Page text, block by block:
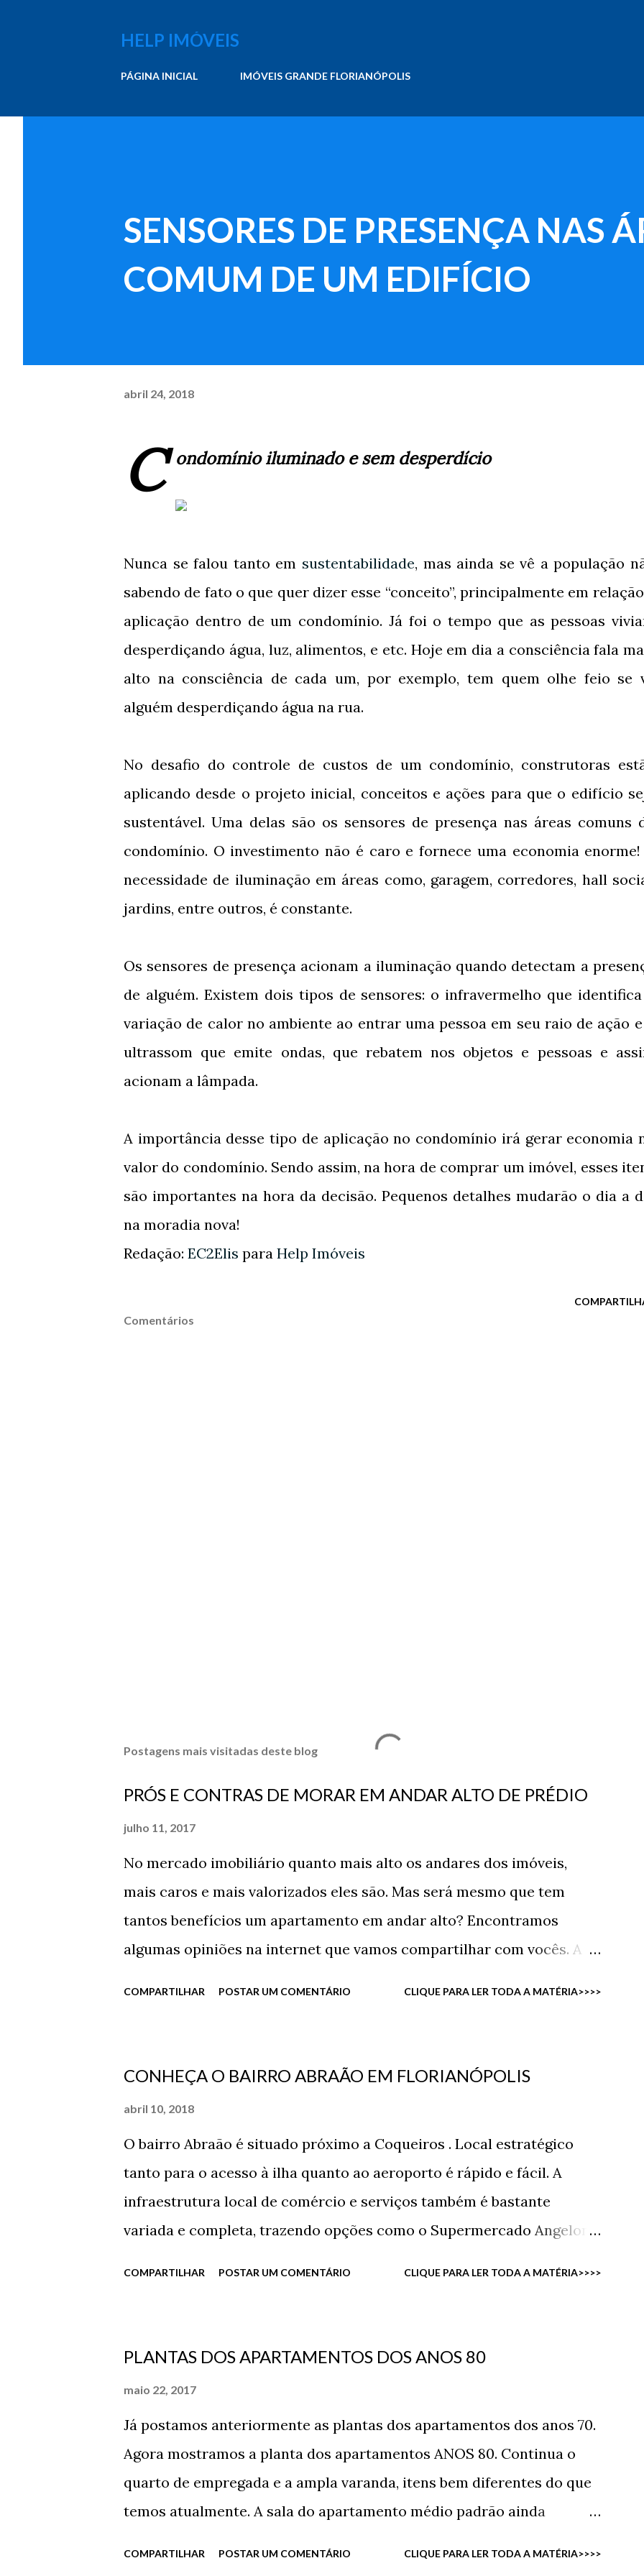
HELP IMÓVEIS
PÁGINA INICIAL IMÓVEIS GRANDE FLORIANÓPOLIS
SENSORES DE PRESENÇA NAS
COMUM DE UM EDIFÍCIO
abril 24, 2018
C ondomínio iluminado e sem desperdício
Nunca se falou tanto em sustentabilidade, mas ainda se vê a população
sabendo de fato o que quer dizer esse “conceito”, principalmente em
aplicação dentro de um condomínio. Já foi o tempo que as pessoas
desperdiçando água, luz, alimentos, e etc. Hoje em dia a consciência fala
alto na consciência de cada um, por exemplo, tem quem olhe feio se
alguém desperdiçando água na rua.
No desafio do controle de custos de um condomínio, construtoras
aplicando desde o projeto inicial, conceitos e ações para que o edifício
sustentável. Uma delas são os sensores de presença nas áreas comuns
condomínio. O investimento não é caro e fornece uma economia enorme!
necessidade de iluminação em áreas como, garagem, corredores, hall
jardins, entre outros, é constante.
Os sensores de presença acionam a iluminação quando detectam a
de alguém. Existem dois tipos de sensores: o infravermelho que
variação de calor no ambiente ao entrar uma pessoa em seu raio de ação
ultrassom que emite ondas, que rebatem nos objetos e pessoas e
acionam a lâmpada.
A importância desse tipo de aplicação no condomínio irá gerar economia
valor do condomínio. Sendo assim, na hora de comprar um imóvel, esses
são importantes na hora da decisão. Pequenos detalhes mudarão o dia a
na moradia nova!
Redação: EC2Elis para Help Imóveis
Comentários
Postagens mais visitadas deste blog
PRÓS E CONTRAS DE MORAR EM ANDAR ALTO DE PRÉDIO
julho 11, 2017
No mercado imobiliário quanto mais alto os andares dos imóveis,
mais caros e mais valorizados eles são. Mas será mesmo que tem
tantos benefícios um apartamento em andar alto? Encontramos
algumas opiniões na internet que vamos compartilhar com vocês. A
menos barulhos internos pois quanto maior alto o andar, menor será
barulho de crianças brincando, a não ser que o vizinho tenha muitos
filhos. E quem mora nos andares mais altos de um apartamento tem
menos efeito na estrutura do imóvel pois recebem menos impacto de
encanamento e pressão da água, por exemplo, adiando o número de
reformas no imóvel. Afinal, até agora só temos prós em poder morar
COMPARTILHAR POSTAR UM COMENTÁRIO CLIQUE PARA LER TODA A MATÉRIA>>>>
CONHEÇA O BAIRRO ABRAÃO EM FLORIANÓPOLIS
abril 10, 2018
O bairro Abraão é situado próximo a Coqueiros . Local estratégico
tanto para o acesso à ilha quanto ao aeroporto é rápido e fácil. A
infraestrutura local de comércio e serviços também é bastante
variada e completa, trazendo opções como o Supermercado Angeloni
COMPARTILHAR POSTAR UM COMENTÁRIO CLIQUE PARA LER TODA A MATÉRIA>>>>
PLANTAS DOS APARTAMENTOS DOS ANOS 80
maio 22, 2017
Já postamos anteriormente as plantas dos apartamentos dos anos 70.
Agora mostramos a planta dos apartamentos ANOS 80. Continua o
quarto de empregada e a ampla varanda, itens bem diferentes do que
temos atualmente. A sala do apartamento médio padrão ainda
COMPARTILHAR POSTAR UM COMENTÁRIO CLIQUE PARA LER TODA A MATÉRIA>>>>